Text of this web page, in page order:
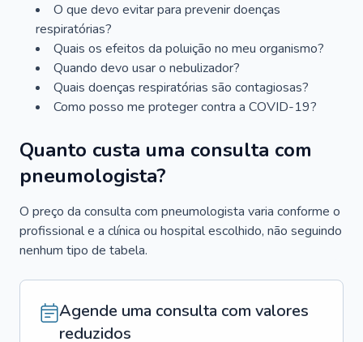
O que devo evitar para prevenir doenças
respiratórias?
Quais os efeitos da poluição no meu organismo?
Quando devo usar o nebulizador?
Quais doenças respiratórias são contagiosas?
Como posso me proteger contra a COVID-19?
Quanto custa uma consulta com
pneumologista?
O preço da consulta com pneumologista varia conforme o
profissional e a clínica ou hospital escolhido, não seguindo
nenhum tipo de tabela.
Agende uma consulta com valores
reduzidos